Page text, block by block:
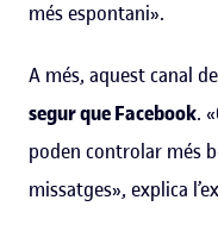
més espontani».
A més, aquest canal
segur que Facebook.
poden controlar més
missatges», explica